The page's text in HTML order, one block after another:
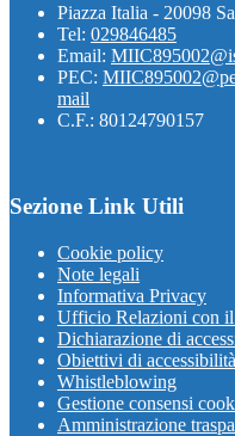
Piazza Italia - 20098
Tel: 029846485
Email:
PEC:
mail
C.F.: 80124790157
Sezione Link Utili
Cookie policy
Note legali
Informativa Privacy
Ufficio Relazioni con
Dichiarazione di
Obiettivi di accessibilità
Whistleblowing
Gestione consensi
Amministrazione